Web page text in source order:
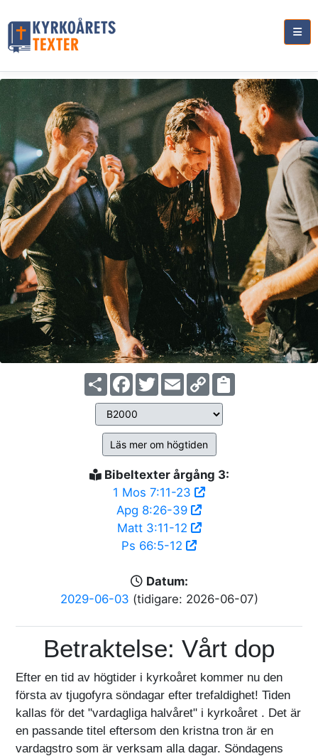
ShareFacebook
TwitterEmailCopy
Link
Läs mer om högtiden
Bibeltexter årgång 3:
1 Mos 7:11-23
Apg 8:26-39
Matt 3:11-12
Ps 66:5-12
Datum:
2029-06-03 (tidigare: 2026-06-07)
Betraktelse: Vårt dop
Efter en tid av högtider i kyrkoåret kommer nu den
första av tjugofyra söndagar efter trefaldighet! Tiden
kallas för det "vardagliga halvåret" i kyrkoåret . Det är
en passande titel eftersom den kristna tron är en
vardagstro som är verksam alla dagar. Söndagens